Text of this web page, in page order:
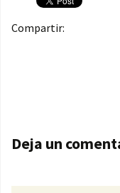
Compartir:
Deja un